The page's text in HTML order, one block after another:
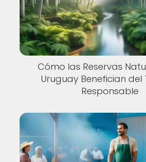
Cómo las Reservas
Uruguay Benefician del
Responsable